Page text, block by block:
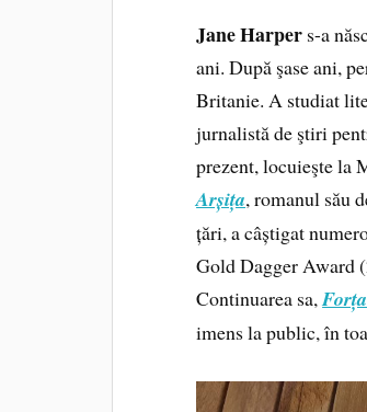
Jane Harper s-a
ani. După şase ani,
Britanie. A studiat
jurnalistă de ştiri
prezent, locuieşte la
Arșița, romanul său
țări, a câștigat
Gold Dagger Award
Continuarea sa,
imens la public, în